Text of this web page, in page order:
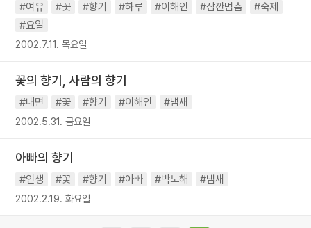
#여유 #꽃 #향기 #하루 #이해인 #잠깐멈춤
#숙제
#요일
2002.7.11. 목요일
꽃의 향기, 사람의 향기
#내면 #꽃 #향기 #이해인 #냄새
2002.5.31. 금요일
아빠의 향기
#인생 #꽃 #향기 #아빠 #박노해 #냄새
2002.2.19. 화요일